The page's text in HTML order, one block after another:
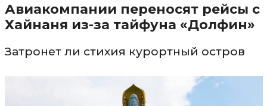
Авиакомпании переносят рейсы с
Хайнаня из-за тайфуна «Долфин»
Затронет ли стихия курортный остров